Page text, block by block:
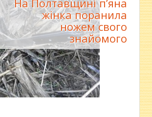
На Полтавщині п’яна
жінка поранила
ножем свого
знайомого